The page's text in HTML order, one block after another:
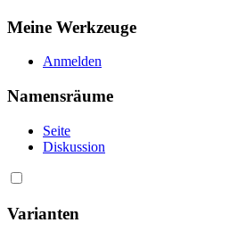
Meine Werkzeuge
Anmelden
Namensräume
Seite
Diskussion
Varianten